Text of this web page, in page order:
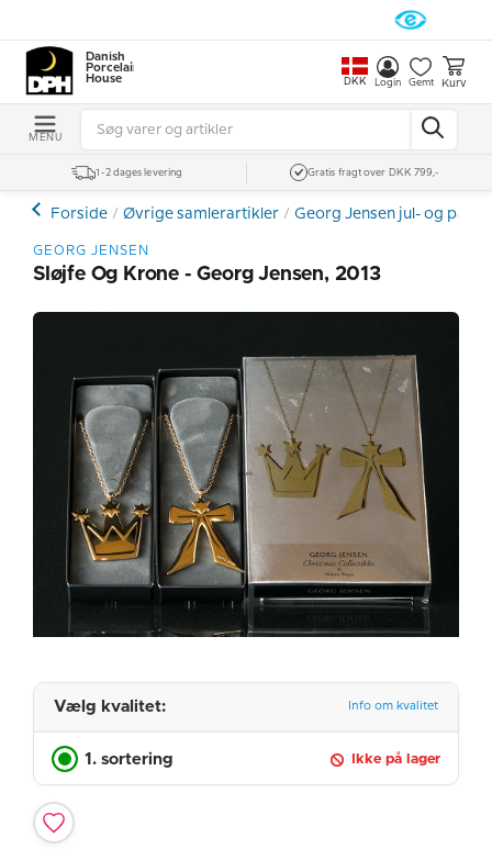
Danish
Porcelain
House
DKK Login Gemt Kurv
MENU
1-2 dages levering Gratis fragt over DKK 799,-
Forside Øvrige samlerartikler Georg Jensen jul- og
GEORG JENSEN
Sløjfe Og Krone - Georg Jensen, 2013
Vælg kvalitet: Info om kvalitet
1. sortering Ikke på lager